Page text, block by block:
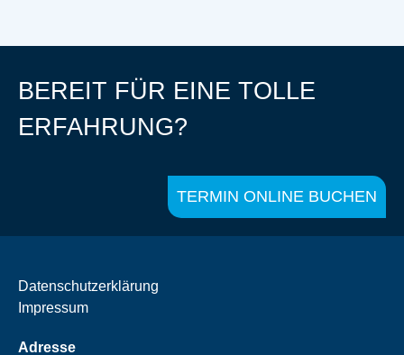
BEREIT FÜR EINE TOLLE
ERFAHRUNG?
TERMIN ONLINE BUCHEN
Datenschutzerklärung
Impressum
Adresse